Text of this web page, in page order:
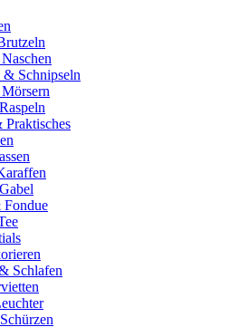
& Schnipseln
Praktisches
Fondue
Schlafen